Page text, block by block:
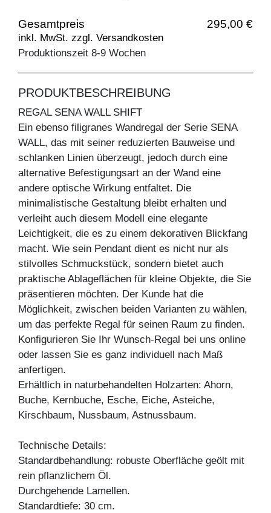
Gesamtpreis 295,00 €
inkl. MwSt. zzgl. Versandkosten
Produktionszeit 8-9 Wochen
PRODUKTBESCHREIBUNG
REGAL SENA WALL SHIFT
Ein ebenso filigranes Wandregal der Serie SENA
WALL, das mit seiner reduzierten Bauweise und
schlanken Linien überzeugt, jedoch durch eine
alternative Befestigungsart an der Wand eine
andere optische Wirkung entfaltet. Die
minimalistische Gestaltung bleibt erhalten und
verleiht auch diesem Modell eine elegante
Leichtigkeit, die es zu einem dekorativen Blickfang
macht. Wie sein Pendant dient es nicht nur als
stilvolles Schmuckstück, sondern bietet auch
praktische Ablageflächen für kleine Objekte, die Sie
präsentieren möchten. Der Kunde hat die
Möglichkeit, zwischen beiden Varianten zu wählen,
um das perfekte Regal für seinen Raum zu finden.
Konfigurieren Sie Ihr Wunsch-Regal bei uns online
oder lassen Sie es ganz individuell nach Maß
anfertigen.
Erhältlich in naturbehandelten Holzarten: Ahorn,
Buche, Kernbuche, Esche, Eiche, Asteiche,
Kirschbaum, Nussbaum, Astnussbaum.
Technische Details:
Standardbehandlung: robuste Oberfläche geölt mit
rein pflanzlichem Öl.
Durchgehende Lamellen.
Standardtiefe: 30 cm.